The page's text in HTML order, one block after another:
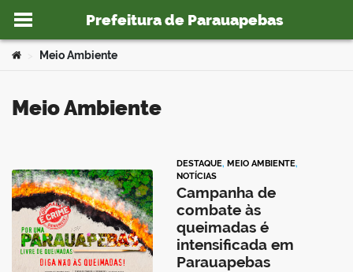
Ir para o conteúdo
Prefeitura de Parauapebas
Você está aqui:
Meio Ambiente
Meio Ambiente
DESTAQUE, MEIO AMBIENTE,
NOTÍCIAS
Campanha de
combate às
queimadas é
intensificada em
Parauapebas